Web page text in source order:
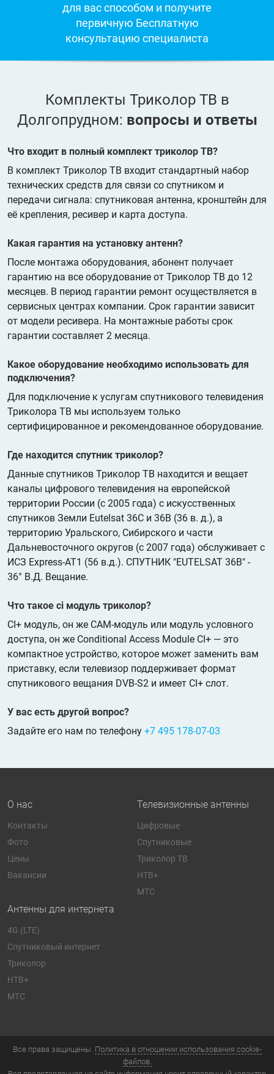
для вас способом и получите
первичную Бесплатную
консультацию специалиста
Комплекты Триколор ТВ в
Долгопрудном: вопросы и ответы
Что входит в полный комплект триколор ТВ?
В комплект Триколор ТВ входит стандартный набор
технических средств для связи со спутником и
передачи сигнала: спутниковая антенна, кронштейн для
её крепления, ресивер и карта доступа.
Какая гарантия на установку антенн?
После монтажа оборудования, абонент получает
гарантию на все оборудование от Триколор ТВ до 12
месяцев. В период гарантии ремонт осуществляется в
сервисных центрах компании. Срок гарантии зависит
от модели ресивера. На монтажные работы срок
гарантии составляет 2 месяца.
Какое оборудование необходимо использовать для
подключения?
Для подключение к услугам спутникового телевидения
Триколора ТВ мы используем только
сертифицированное и рекомендованное оборудование.
Где находится спутник триколор?
Данные спутников Триколор ТВ находится и вещает
каналы цифрового телевидения на европейской
территории России (с 2005 года) с искусственных
спутников Земли Eutelsat 36C и 36B (36 в. д.), а
территорию Уральского, Сибирского и части
Дальневосточного округов (с 2007 года) обслуживает с
ИСЗ Express-AT1 (56 в.д.). СПУТНИК "EUTELSAT 36B" -
36° В.Д. Вещание.
Что такое ci модуль триколор?
CI+ модуль, он же CAM-модуль или модуль условного
доступа, он же Conditional Access Module CI+ — это
компактное устройство, которое может заменить вам
приставку, если телевизор поддерживает формат
спутникового вещания DVB-S2 и имеет CI+ слот.
У вас есть другой вопрос?
Задайте его нам по телефону +7 495 178-07-03
О нас
Контакты
Фото
Цены
Вакансии
Телевизионные антенны
Цифровые
Спутниковые
Триколор ТВ
НТВ+
МТС
Антенны для интернета
4G (LTE)
Спутниковый интернет
Триколор
НТВ+
МТС
Все права защищены. Политика в отношении использования cookie-
файлов.